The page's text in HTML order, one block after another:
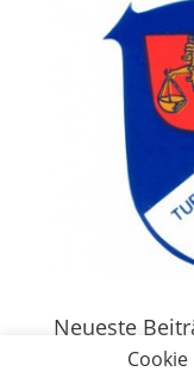
Neueste
Deutsche